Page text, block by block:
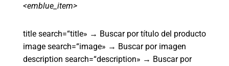
<emblue_item>
title search=“title» → Buscar por título del producto
image search=“image» → Buscar por imagen
description search=“description» → Buscar por